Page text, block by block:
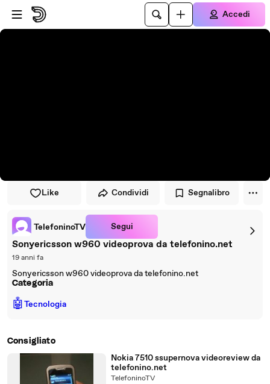
Vai al lettore
Passa al contenuto principale
Accedi
Like Condividi Segnalibro
TelefoninoTV Segui
Sonyericsson w960 videoprova da telefonino.net
19 anni fa
Sonyericsson w960 videoprova da telefonino.net
Categoria
🤖Tecnologia
Consigliato
Nokia 7510 ssupernova videoreview da
telefonino.net
TelefoninoTV